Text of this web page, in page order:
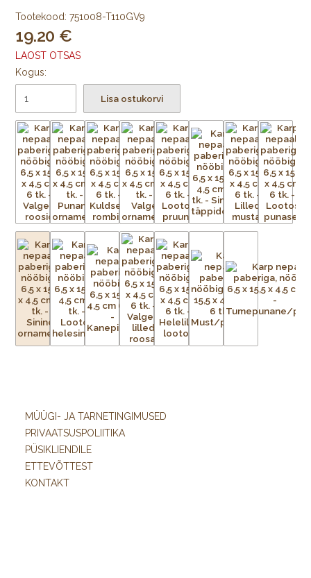
Tootekood: 751008-T110GV9
19.20
LAOST OTSAS
Kogus:
Lisa ostukorvi
MÜÜGI- JA TARNETINGIMUSED
PRIVAATSUSPOLIITIKA
PÜSIKLIENDILE
ETTEVÕTTEST
KONTAKT